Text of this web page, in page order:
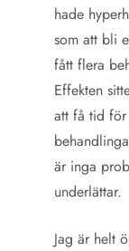
hade
som att bli
fått flera
Effekten
att få tid för
är inga
underlättar.
Jag är helt